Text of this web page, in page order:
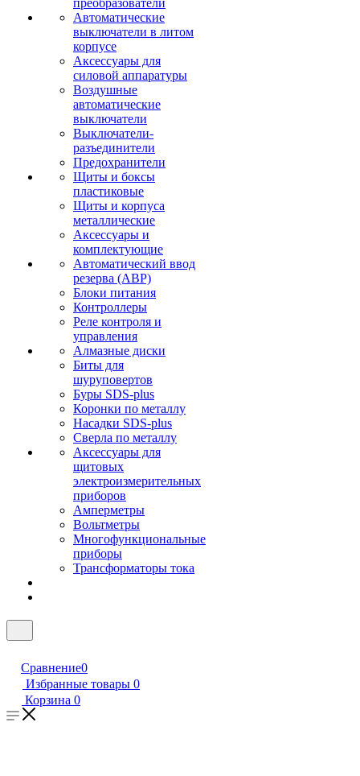
преобразователи
Автоматические
выключатели в литом
корпусе
Аксессуары для
силовой аппаратуры
Воздушные
автоматические
выключатели
Выключатели-
разъединители
Предохранители
Щиты и боксы
пластиковые
Щиты и корпуса
металлические
Аксессуары и
комплектующие
Автоматический ввод
резерва (АВР)
Блоки питания
Контроллеры
Реле контроля и
управления
Алмазные диски
Биты для
шуруповертов
Буры SDS-plus
Коронки по металлу
Насадки SDS-plus
Сверла по металлу
Аксессуары для
щитовых
электроизмерительных
приборов
Амперметры
Вольтметры
Многофункциональные
приборы
Трансформаторы тока
Сравнение0
Избранные товары 0
Корзина 0